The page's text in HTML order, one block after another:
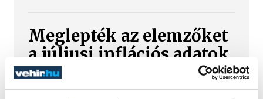
Meglepték az elemzőket
a júliusi inflációs adatok
Hatalmas meglepetésként értékelték